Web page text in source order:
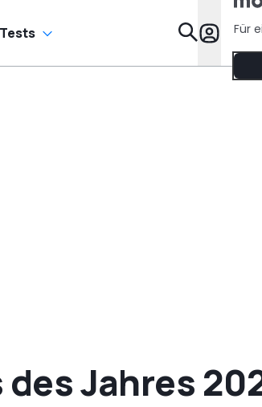
Tests Für
Jahres